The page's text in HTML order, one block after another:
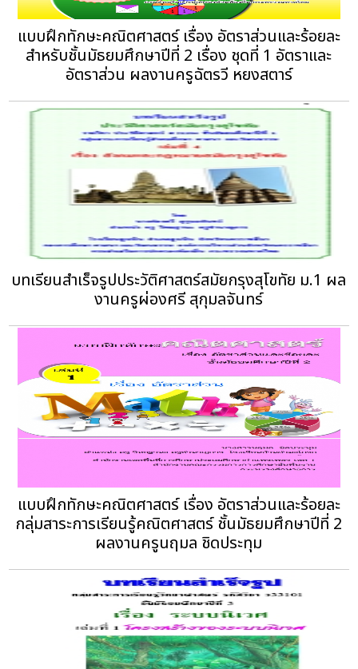
แบบฝึกทักษะคณิตศาสตร์ เรื่อง อัตราส่วนและร้อยละ
สำหรับชั้นมัธยมศึกษาปีที่ 2 เรื่อง ชุดที่ 1 อัตราและ
อัตราส่วน ผลงานครูฉัตรวี หยงสตาร์
บทเรียนสำเร็จรูปประวัติศาสตร์สมัยกรุงสุโขทัย ม.1 ผล
งานครูผ่องศรี สุกุมลจันทร์
แบบฝึกทักษะคณิตศาสตร์ เรื่อง อัตราส่วนและร้อยละ
กลุ่มสาระการเรียนรู้คณิตศาสตร์ ชั้นมัธยมศึกษาปีที่ 2
ผลงานครูนฤมล ชิดประทุม